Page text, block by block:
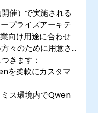
催）で実施される
プライズアーキテ
向け用途に合わせ
々のために用意さ
きます：
を柔軟にカスタマ
ス環境内でQwen